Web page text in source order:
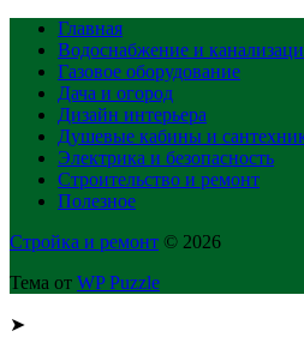
Главная
Водоснабжение и
Газовое оборудование
Дача и огород
Дизайн интерьера
Душевые кабины и
Электрика и безопасность
Строительство и ремонт
Полезное
Стройка и ремонт © 2026
Тема от WP Puzzle
➤